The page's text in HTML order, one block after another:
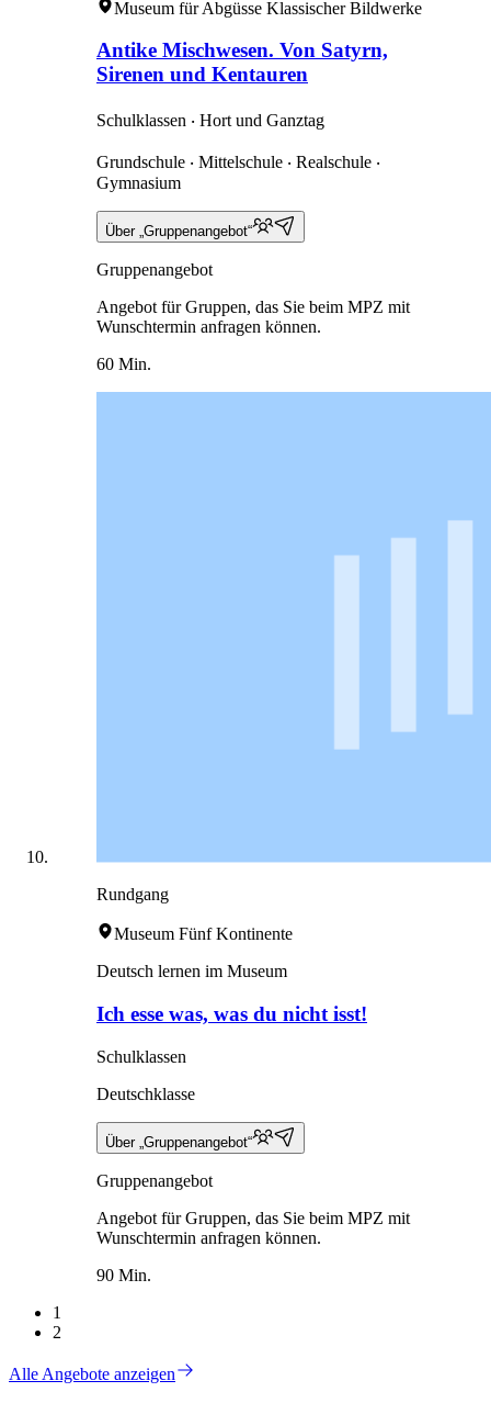
Museum für Abgüsse Klassischer Bildwerke
Antike Mischwesen. Von Satyrn,
Sirenen und Kentauren
Schulklassen ‧ Hort und Ganztag
Grundschule ‧ Mittelschule ‧ Realschule ‧
Gymnasium
Über „Gruppenangebot“
Gruppenangebot
Angebot für Gruppen, das Sie beim MPZ mit
Wunschtermin anfragen können.
60 Min.
Rundgang
Museum Fünf Kontinente
Deutsch lernen im Museum
Ich esse was, was du nicht isst!
Schulklassen
Deutschklasse
Über „Gruppenangebot“
Gruppenangebot
Angebot für Gruppen, das Sie beim MPZ mit
Wunschtermin anfragen können.
90 Min.
1
2
Alle Angebote anzeigen